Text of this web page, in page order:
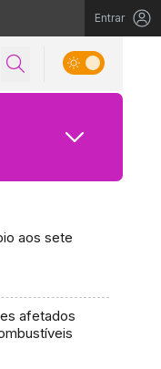
Entrar
aos sete
afetados